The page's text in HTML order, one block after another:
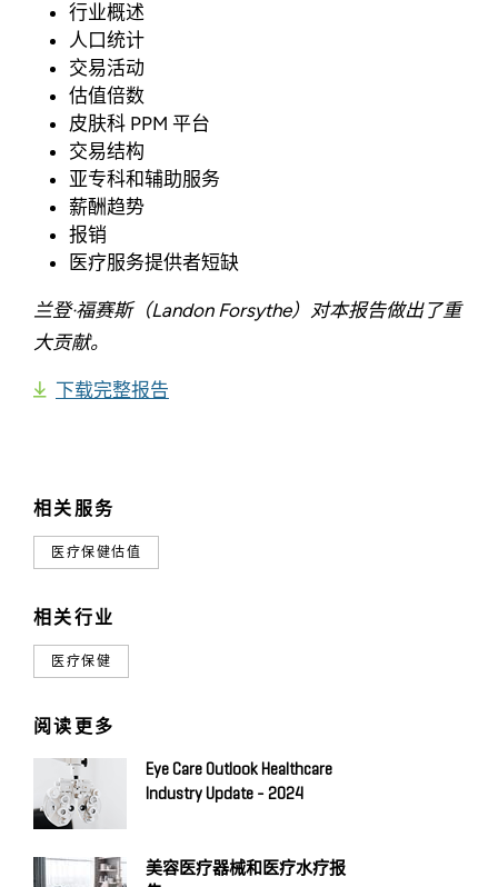
相关服务
医疗保健估值
相关行业
医疗保健
阅读更多
Eye Care Outlook Healthcare
Industry Update - 2024
美容医疗器械和医疗水疗报
行业概述
人口统计
交易活动
估值倍数
皮肤科 PPM 平台
交易结构
亚专科和辅助服务
薪酬趋势
报销
医疗服务提供者短缺
兰登·福赛斯（Landon Forsythe）对本报告做出了重
大贡献。
下载完整报告